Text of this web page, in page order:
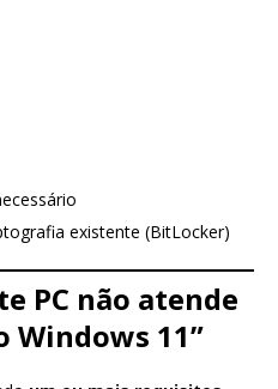
existente (BitLocker)
PC não atende
Windows 11”